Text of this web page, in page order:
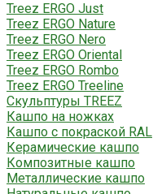
Treez ERGO Just
Treez ERGO Nature
Treez ERGO Nero
Treez ERGO Oriental
Treez ERGO Rombo
Treez ERGO Treeline
Скульптуры TREEZ
Кашпо на ножках
Кашпо с покраской RAL
Керамические кашпо
Композитные кашпо
Металлические кашпо